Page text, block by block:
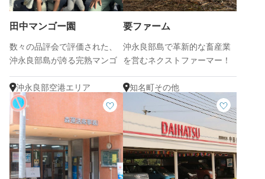
田中マンゴー園
数々の品評会で評価された、
沖永良部島が誇る完熟マンゴ
沖永良部空港エリア
要ファーム
沖永良部島で革新的な畜産業
を営むネクストファーマー！
知名町その他